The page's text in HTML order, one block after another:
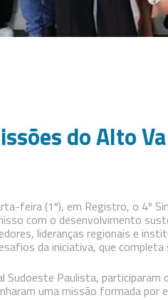
do Alto
feira (1º), em Registro, o 4º
com o desenvolvimento
lideranças regionais e
da iniciativa, que
Sudoeste Paulista,
uma missão formada por